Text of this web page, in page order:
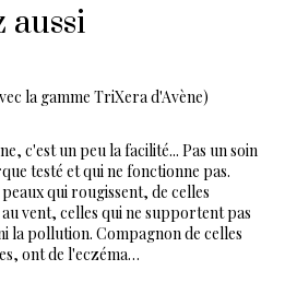
aussi
la gamme TriXera d'Avène)
c'est un peu la facilité... Pas un soin
testé et qui ne fonctionne pas.
peaux qui rougissent, de celles
au vent, celles qui ne supportent pas
la pollution. Compagnon de celles
ont de l'eczéma…